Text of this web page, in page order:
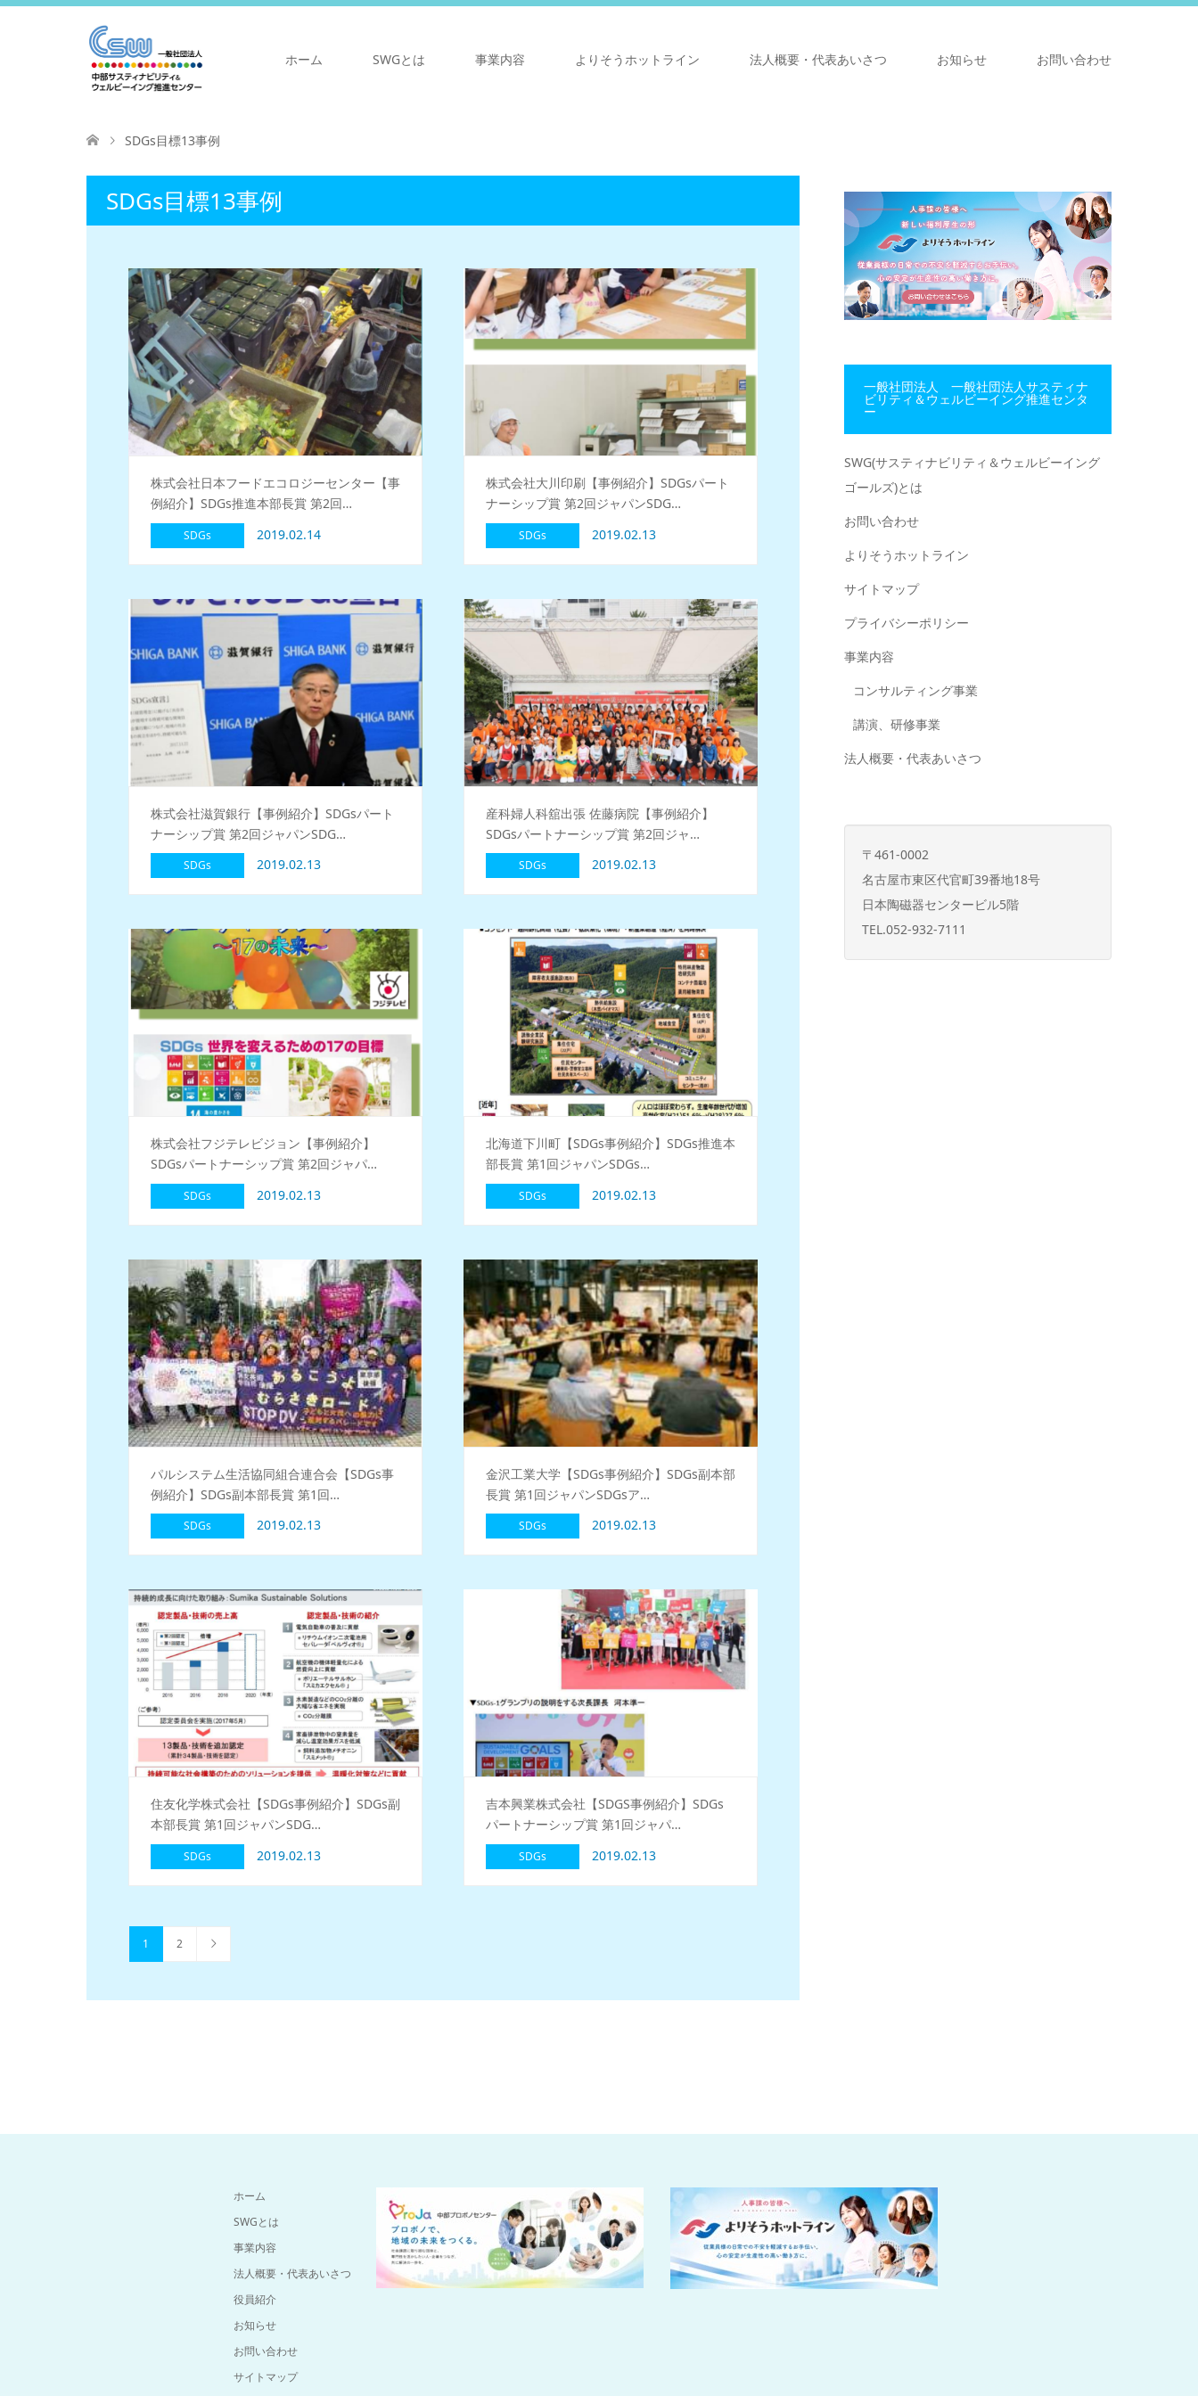
ホーム SWGとは 事業内容 よりそうホットライン 法人概要・代表あいさつ お知らせ お問い合わせ
SDGs目標13事例
SDGs目標13事例
株式会社日本フードエコロジーセンター【事
例紹介】SDGs推進本部長賞 第2回…
SDGs 2019.02.14
株式会社大川印刷【事例紹介】SDGsパート
ナーシップ賞 第2回ジャパンSDG…
SDGs 2019.02.13
株式会社滋賀銀行【事例紹介】SDGsパート
ナーシップ賞 第2回ジャパンSDG…
SDGs 2019.02.13
産科婦人科舘出張 佐藤病院【事例紹介】
SDGsパートナーシップ賞 第2回ジャ…
SDGs 2019.02.13
株式会社フジテレビジョン【事例紹介】
SDGsパートナーシップ賞 第2回ジャパ…
SDGs 2019.02.13
北海道下川町【SDGs事例紹介】SDGs推進本
部長賞 第1回ジャパンSDGs…
SDGs 2019.02.13
パルシステム生活協同組合連合会【SDGs事
例紹介】SDGs副本部長賞 第1回…
SDGs 2019.02.13
金沢工業大学【SDGs事例紹介】SDGs副本部
長賞 第1回ジャパンSDGsア…
SDGs 2019.02.13
住友化学株式会社【SDGs事例紹介】SDGs副
本部長賞 第1回ジャパンSDG…
SDGs 2019.02.13
吉本興業株式会社【SDGS事例紹介】SDGs
パートナーシップ賞 第1回ジャパ…
SDGs 2019.02.13
1 2
一般社団法人 一般社団法人サスティナ
ビリティ＆ウェルビーイング推進センタ
ー
SWG(サスティナビリティ＆ウェルビーイング
ゴールズ)とは
お問い合わせ
よりそうホットライン
サイトマップ
プライバシーポリシー
事業内容
コンサルティング事業
講演、研修事業
法人概要・代表あいさつ
〒461-0002
名古屋市東区代官町39番地18号
日本陶磁器センタービル5階
TEL.052-932-7111
ホーム
SWGとは
事業内容
法人概要・代表あいさつ
役員紹介
お知らせ
お問い合わせ
サイトマップ